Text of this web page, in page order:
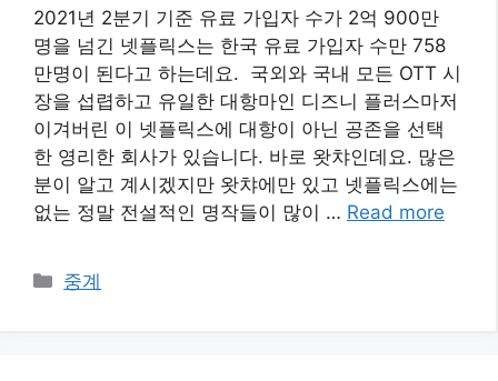
2021년 2분기 기준 유료 가입자 수가 2억 900만
명을 넘긴 넷플릭스는 한국 유료 가입자 수만 758
만명이 된다고 하는데요. 국외와 국내 모든 OTT 시
장을 섭렵하고 유일한 대항마인 디즈니 플러스마저
이겨버린 이 넷플릭스에 대항이 아닌 공존을 선택
한 영리한 회사가 있습니다. 바로 왓챠인데요. 많은
분이 알고 계시겠지만 왓챠에만 있고 넷플릭스에는
없는 정말 전설적인 명작들이 많이 … Read more
카
중계